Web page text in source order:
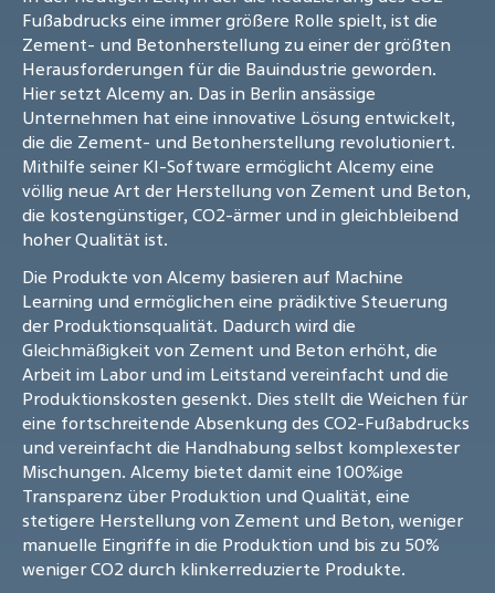
Fußabdrucks eine immer größere Rolle spielt, ist die
Zement- und Betonherstellung zu einer der größten
Herausforderungen für die Bauindustrie geworden.
Hier setzt Alcemy an. Das in Berlin ansässige
Unternehmen hat eine innovative Lösung entwickelt,
die die Zement- und Betonherstellung revolutioniert.
Mithilfe seiner KI-Software ermöglicht Alcemy eine
völlig neue Art der Herstellung von Zement und Beton,
die kostengünstiger, CO2-ärmer und in gleichbleibend
hoher Qualität ist.
Die Produkte von Alcemy basieren auf Machine
Learning und ermöglichen eine prädiktive Steuerung
der Produktionsqualität. Dadurch wird die
Gleichmäßigkeit von Zement und Beton erhöht, die
Arbeit im Labor und im Leitstand vereinfacht und die
Produktionskosten gesenkt. Dies stellt die Weichen für
eine fortschreitende Absenkung des CO2-Fußabdrucks
und vereinfacht die Handhabung selbst komplexester
Mischungen. Alcemy bietet damit eine 100%ige
Transparenz über Produktion und Qualität, eine
stetigere Herstellung von Zement und Beton, weniger
manuelle Eingriffe in die Produktion und bis zu 50%
weniger CO2 durch klinkerreduzierte Produkte.